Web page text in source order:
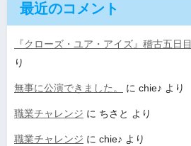
最近のコメント
『クローズ・ユア・アイズ』稽古五日目
り
無事に公演できました。 に chie♪ より
職業チャレンジ に ちさと より
職業チャレンジ に chie♪ より